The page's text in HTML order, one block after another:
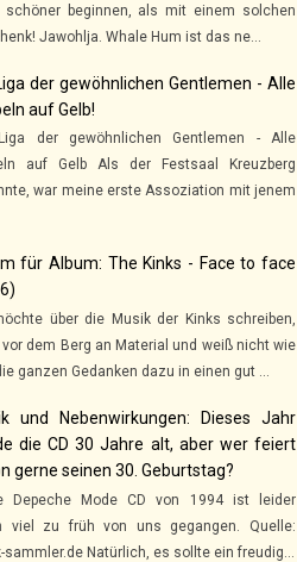
schöner beginnen, als mit einem solchen
Jawohlja. Whale Hum ist das ne...
der gewöhnlichen Gentlemen - Alle
auf Gelb!
der gewöhnlichen Gentlemen - Alle
auf Gelb Als der Festsaal Kreuzberg
war meine erste Assoziation mit jenem
für Album: The Kinks - Face to face
über die Musik der Kinks schreiben,
dem Berg an Material und weiß nicht wie
ganzen Gedanken dazu in einen gut ...
und Nebenwirkungen: Dieses Jahr
die CD 30 Jahre alt, aber wer feiert
gerne seinen 30. Geburtstag?
Depeche Mode CD von 1994 ist leider
viel zu früh von uns gegangen. Quelle:
sammler.de Natürlich, es sollte ein freudig...